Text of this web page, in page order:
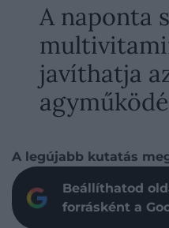
A naponta
javíthatja
A legújabb kutatás
Beállíthatod
forrásként a